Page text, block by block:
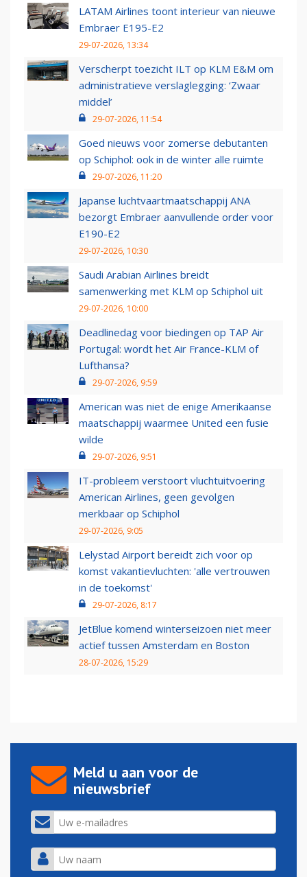
LATAM Airlines toont interieur van nieuwe
Embraer E195-E2
29-07-2026, 13:34
Verscherpt toezicht ILT op KLM E&M om
administratieve verslaglegging: ‘Zwaar
middel’
29-07-2026, 11:54
Goed nieuws voor zomerse debutanten
op Schiphol: ook in de winter alle ruimte
29-07-2026, 11:20
Japanse luchtvaartmaatschappij ANA
bezorgt Embraer aanvullende order voor
E190-E2
29-07-2026, 10:30
Saudi Arabian Airlines breidt
samenwerking met KLM op Schiphol uit
29-07-2026, 10:00
Deadlinedag voor biedingen op TAP Air
Portugal: wordt het Air France-KLM of
Lufthansa?
29-07-2026, 9:59
American was niet de enige Amerikaanse
maatschappij waarmee United een fusie
wilde
29-07-2026, 9:51
IT-probleem verstoort vluchtuitvoering
American Airlines, geen gevolgen
merkbaar op Schiphol
29-07-2026, 9:05
Lelystad Airport bereidt zich voor op
komst vakantievluchten: 'alle vertrouwen
in de toekomst'
29-07-2026, 8:17
JetBlue komend winterseizoen niet meer
actief tussen Amsterdam en Boston
28-07-2026, 15:29
Meld u aan voor de
nieuwsbrief